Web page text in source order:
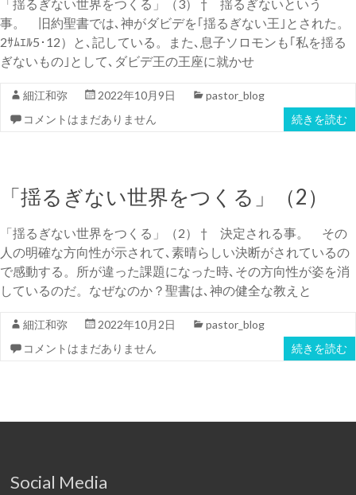
「揺るぎない世界をつくる」（3） † 揺るぎないという
事。 旧約聖書では､神がダビデを｢揺るぎない王｣とされた。
2ｻﾑｴﾙ5･12）と､記している。また､息子ソロモンも｢私を揺る
ぎないもの｣として､ダビデ王の王座に就かせ
細江和弥 2022年10月9日
pastor_blog
コメントはまだありません
続きを読む
「揺るぎない世界をつくる」（2）
「揺るぎない世界をつくる」（2） † 決定される事。 その
人の明確な方向性が示されて､素晴らしい決断がされているの
で感動する。所が違った課題になった時､その方向性が姿を消
しているのだ。なぜなのか？聖書は､神の健全な教えと
細江和弥 2022年10月2日
pastor_blog
コメントはまだありません
続きを読む
Social Media